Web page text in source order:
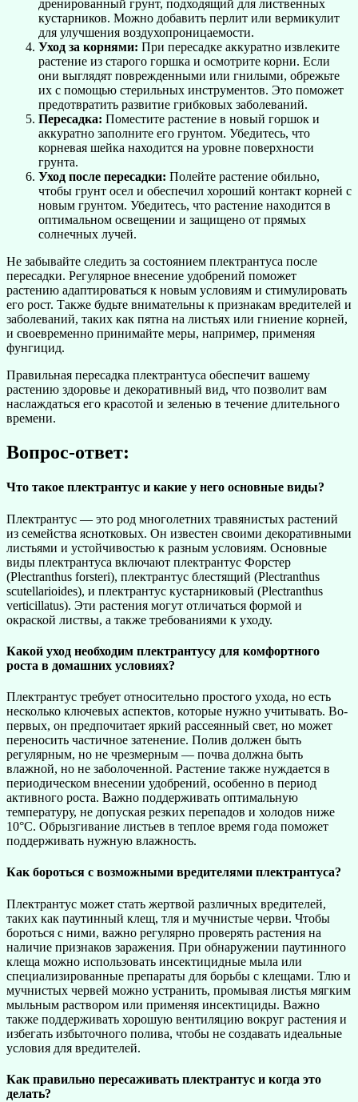
дренированный грунт, подходящий для лиственных
кустарников. Можно добавить перлит или вермикулит
для улучшения воздухопроницаемости.
Уход за корнями: При пересадке аккуратно извлеките
растение из старого горшка и осмотрите корни. Если
они выглядят поврежденными или гнилыми, обрежьте
их с помощью стерильных инструментов. Это поможет
предотвратить развитие грибковых заболеваний.
Пересадка: Поместите растение в новый горшок и
аккуратно заполните его грунтом. Убедитесь, что
корневая шейка находится на уровне поверхности
грунта.
Уход после пересадки: Полейте растение обильно,
чтобы грунт осел и обеспечил хороший контакт корней с
новым грунтом. Убедитесь, что растение находится в
оптимальном освещении и защищено от прямых
солнечных лучей.
Не забывайте следить за состоянием плектрантуса после
пересадки. Регулярное внесение удобрений поможет
растению адаптироваться к новым условиям и стимулировать
его рост. Также будьте внимательны к признакам вредителей и
заболеваний, таких как пятна на листьях или гниение корней,
и своевременно принимайте меры, например, применяя
фунгицид.
Правильная пересадка плектрантуса обеспечит вашему
растению здоровье и декоративный вид, что позволит вам
наслаждаться его красотой и зеленью в течение длительного
времени.
Вопрос-ответ:
Что такое плектрантус и какие у него основные виды?
Плектрантус — это род многолетних травянистых растений
из семейства яснотковых. Он известен своими декоративными
листьями и устойчивостью к разным условиям. Основные
виды плектрантуса включают плектрантус Форстер
(Plectranthus forsteri), плектрантус блестящий (Plectranthus
scutellarioides), и плектрантус кустарниковый (Plectranthus
verticillatus). Эти растения могут отличаться формой и
окраской листвы, а также требованиями к уходу.
Какой уход необходим плектрантусу для комфортного
роста в домашних условиях?
Плектрантус требует относительно простого ухода, но есть
несколько ключевых аспектов, которые нужно учитывать. Во-
первых, он предпочитает яркий рассеянный свет, но может
переносить частичное затенение. Полив должен быть
регулярным, но не чрезмерным — почва должна быть
влажной, но не заболоченной. Растение также нуждается в
периодическом внесении удобрений, особенно в период
активного роста. Важно поддерживать оптимальную
температуру, не допуская резких перепадов и холодов ниже
10°C. Обрызгивание листьев в теплое время года поможет
поддерживать нужную влажность.
Как бороться с возможными вредителями плектрантуса?
Плектрантус может стать жертвой различных вредителей,
таких как паутинный клещ, тля и мучнистые черви. Чтобы
бороться с ними, важно регулярно проверять растения на
наличие признаков заражения. При обнаружении паутинного
клеща можно использовать инсектицидные мыла или
специализированные препараты для борьбы с клещами. Тлю и
мучнистых червей можно устранить, промывая листья мягким
мыльным раствором или применяя инсектициды. Важно
также поддерживать хорошую вентиляцию вокруг растения и
избегать избыточного полива, чтобы не создавать идеальные
условия для вредителей.
Как правильно пересаживать плектрантус и когда это
делать?